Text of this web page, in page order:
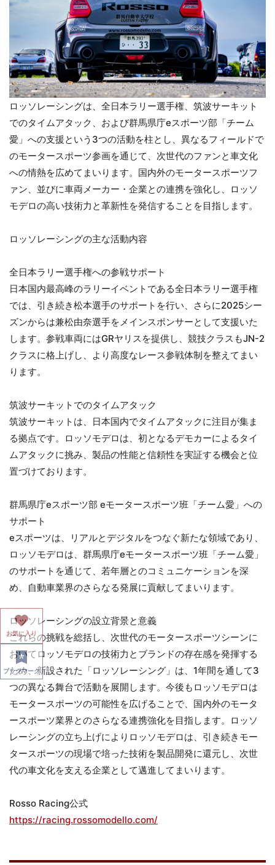
ロッソレーシングは、全日本ラリー選手権、筑波サーキット
でのタイムアタック、および群馬県庁eスポーツ部「チーム
愛」への支援という3つの活動を柱とし、異なるフィールドで
のモータースポーツ参画を通じて、次世代のファンと車文化
への情熱を広めてまいります。国内外のモータースポーツフ
ァン、並びに車両メーカー・企業との連携を強化し、ロッソ
モデロの高い技術力と革新性を発信することを目指します。
ロッソレーシングの主な活動内容
全日本ラリー選手権への参戦サポート
日本国内最高峰のラリーイベントである全日本ラリー選手権
では、引き続き松本選手のサポートを行い、さらに2025シー
ズンからは兼松由奈選手をメインスポンサーとして支援いた
します。参戦車両にはGRヤリスを提供し、競技クラスもJN-2
クラスに格上げし、より高度なレース参戦体制を整えてまい
ります。
筑波サーキットでのタイムアタック
筑波サーキットは、日本国内でタイムアタックに注目が集ま
る拠点です。ロッソモデロは、初となるデモカーによるタイ
ムアタックに挑み、製品の性能と信頼性を実証する機会と位
置づけております。
群馬県庁eスポーツ部 eモータースポーツ班「チーム愛」への
サポート
eスポーツは、リアルとデジタルをつなぐ新たな領域であり、
ロッソモデロは、群馬県庁eモータースポーツ班「チーム愛」
のサポートを通じて、若年層とのコミュニケーションを深
め、自動車業界のさらなる発展に貢献してまいります。
ロッソレーシングの設立背景と意義
これらの挑戦を総括し、次世代のモータースポーツシーンに
おいてロッソモデロの技術力とブランドの存在感を発揮する
ため、新設された「ロッソレーシング」は、1年間を通して3
つの異なる舞台で活動を展開します。今後もロッソモデロは
モータースポーツの可能性を広げることで、国内外のモータ
ースポーツ業界とのさらなる連携強化を目指します。ロッソ
レーシングの立ち上げによりロッソモデロは、引き続きモー
タースポーツの現場で培った技術を製品開発に還元し、次世
代の車文化を支える企業として邁進してまいります。
Rosso Racing公式
https://racing.rossomodello.com/
お気に入り
ブックマーク